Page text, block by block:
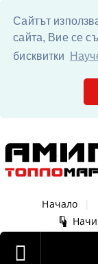
Сайтът
сайта, Вие се
бисквитки
Начало